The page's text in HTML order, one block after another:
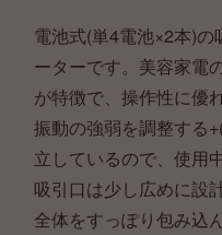
電池式(単4電池×2本)
ーターです。美容家電
が特徴で、操作性に優
振動の強弱を調整する
立しているので、使用
吸引口は少し広めに設
全体をすっぽり包み込